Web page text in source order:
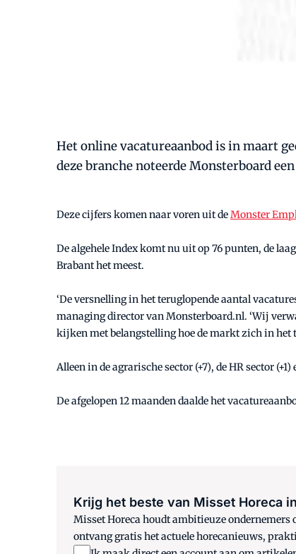
Het online vacatureaanbod is in maart
deze branche noteerde Monsterboard
Deze cijfers komen naar voren uit deMonster
De algehele Index komt nu uit op 76 punten, de
Brabant het meest.
‘De versnelling in het teruglopende aantal
managing director van Monsterboard.nl. ‘Wij
kijken met belangstelling hoe de markt zich in het
Alleen in de agrarische sector (+7), de HR sector
De afgelopen 12 maanden daalde het
Krijg het beste van Misset Horeca
Misset Horeca houdt ambitieuze
ontvang gratis het actuele horecanieuws,